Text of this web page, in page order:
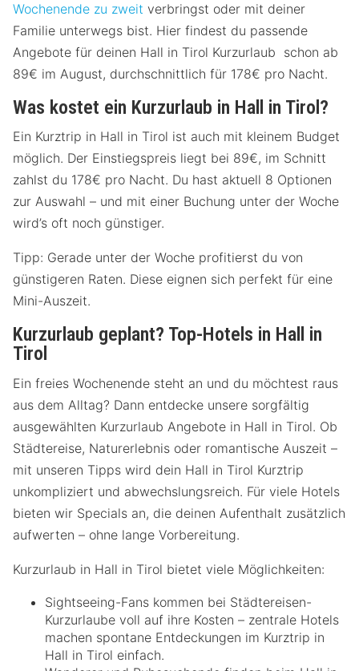
Wochenende zu zweit verbringst oder mit deiner
Familie unterwegs bist. Hier findest du passende
Angebote für deinen Hall in Tirol Kurzurlaub schon ab
89€ im August, durchschnittlich für 178€ pro Nacht.
Was kostet ein Kurzurlaub in Hall in Tirol?
Ein Kurztrip in Hall in Tirol ist auch mit kleinem Budget
möglich. Der Einstiegspreis liegt bei 89€, im Schnitt
zahlst du 178€ pro Nacht. Du hast aktuell 8 Optionen
zur Auswahl – und mit einer Buchung unter der Woche
wird’s oft noch günstiger.
Tipp: Gerade unter der Woche profitierst du von
günstigeren Raten. Diese eignen sich perfekt für eine
Mini-Auszeit.
Kurzurlaub geplant? Top-Hotels in Hall in
Tirol
Ein freies Wochenende steht an und du möchtest raus
aus dem Alltag? Dann entdecke unsere sorgfältig
ausgewählten Kurzurlaub Angebote in Hall in Tirol. Ob
Städtereise, Naturerlebnis oder romantische Auszeit –
mit unseren Tipps wird dein Hall in Tirol Kurztrip
unkompliziert und abwechslungsreich. Für viele Hotels
bieten wir Specials an, die deinen Aufenthalt zusätzlich
aufwerten – ohne lange Vorbereitung.
Kurzurlaub in Hall in Tirol bietet viele Möglichkeiten:
Sightseeing-Fans kommen bei Städtereisen-
Kurzurlaube voll auf ihre Kosten – zentrale Hotels
machen spontane Entdeckungen im Kurztrip in
Hall in Tirol einfach.